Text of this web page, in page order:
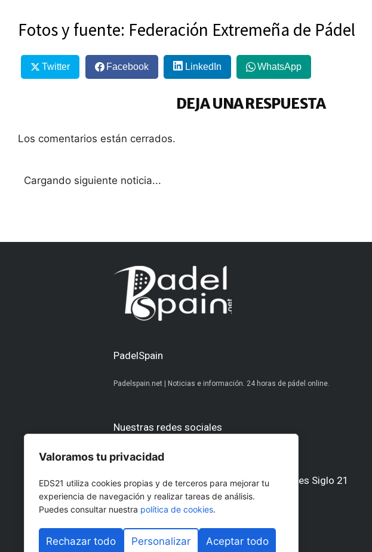
Fotos y fuente: Federación Extremeña de Pádel
Twitter Facebook LinkedIn WhatsApp
DEJA UNA RESPUESTA
Los comentarios están cerrados.
Una semana de muchos partidos,
acuerdos y también despedidas
Valoramos tu privacidad
EDS21 utiliza cookies propias y de terceros para mejorar tu
experiencia de navegación y realizar tareas de análisis.
Puedes consultar nuestra política de cookies.
Rechazar todo Personalizar Aceptar todo